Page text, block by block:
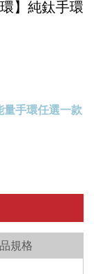
】純鈦手環
量手環任選一款
規格